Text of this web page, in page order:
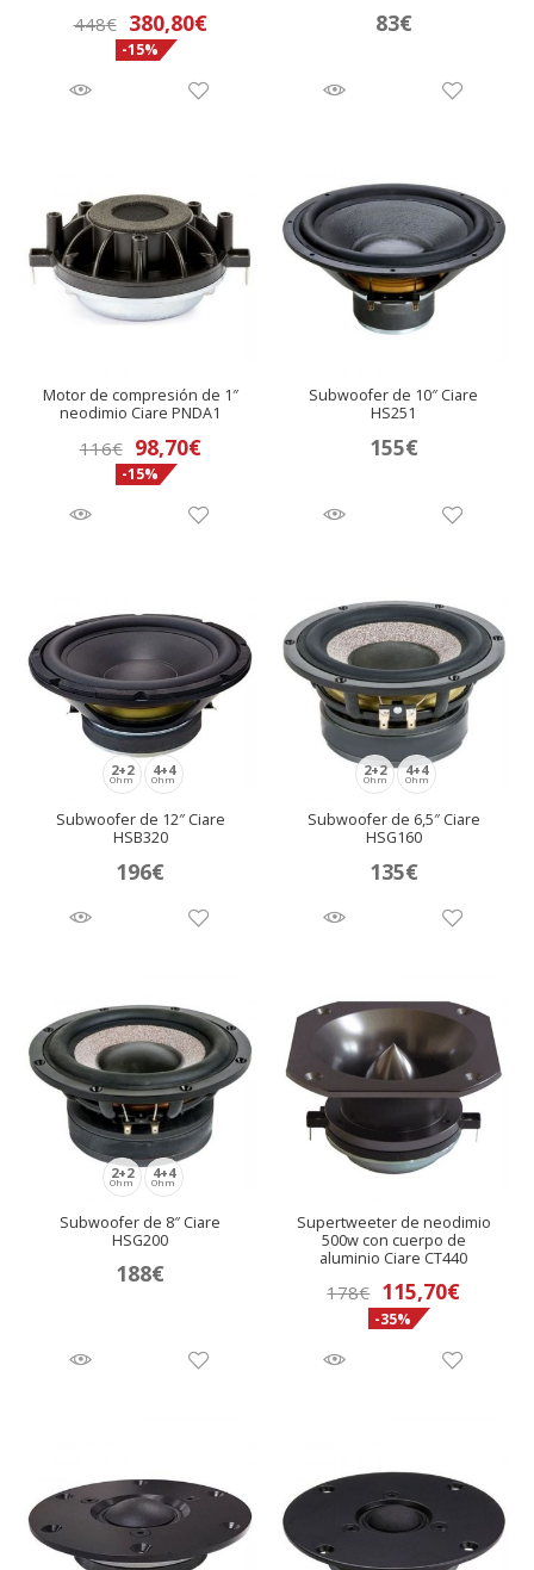
448€ 380,80€
-15%
83€
Motor de compresión de 1″
neodimio Ciare PNDA1
116€ El
precio
original
98,70€El
actual
-15%
Subwoofer de 10″ Ciare
HS251
155€
2+2
Ohm
4+4
Ohm
Subwoofer de 12″ Ciare
HSB320
196€
2+2
Ohm
4+4
Ohm
Subwoofer de 6,5″ Ciare
HSG160
135€
2+2
Ohm
4+4
Ohm
Subwoofer de 8″ Ciare
HSG200
188€
Supertweeter de neodimio
500w con cuerpo de
aluminio Ciare CT440
178€ El
precio
original
115,70€El
actual
-35%